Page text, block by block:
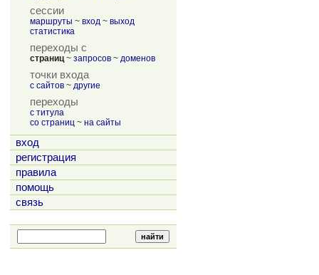
сессии
маршруты ~ вход ~ выход
статистика
переходы с
страниц~ запросов ~ доменов
точки входа
с сайтов ~ другие
переходы
с титула
со страниц ~ на сайты
вход
регистрация
правила
помощь
связь